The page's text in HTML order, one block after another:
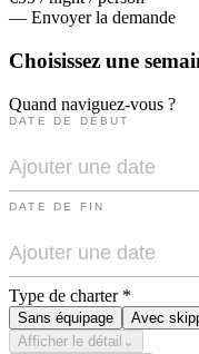
— Envoyer la demande
Choisissez une
Quand naviguez-vous ?
DATE DE DÉBUT
DATE DE FIN
Type de charter *
Sans équipage Avec
Afficher le détail ⌄